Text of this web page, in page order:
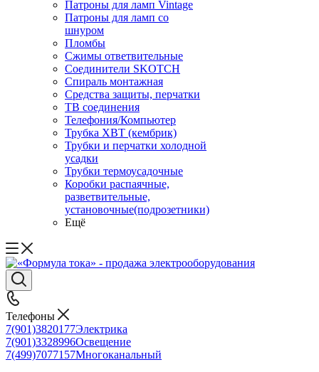
Патроны для ламп Vintage
Патроны для ламп со
шнуром
Пломбы
Сжимы ответвительные
Соединители SKOTCH
Спираль монтажная
Средства защиты, перчатки
ТВ соединения
Телефония/Компьютер
Трубка ХВТ (кембрик)
Трубки и перчатки холодной
усадки
Трубки термоусадочные
Коробки распаячные,
разветвительные,
установочные(подрозетники)
Ещё
Телефоны
7(901)3820177Электрика
7(901)3328996Освещение
7(499)7077157Многоканальный